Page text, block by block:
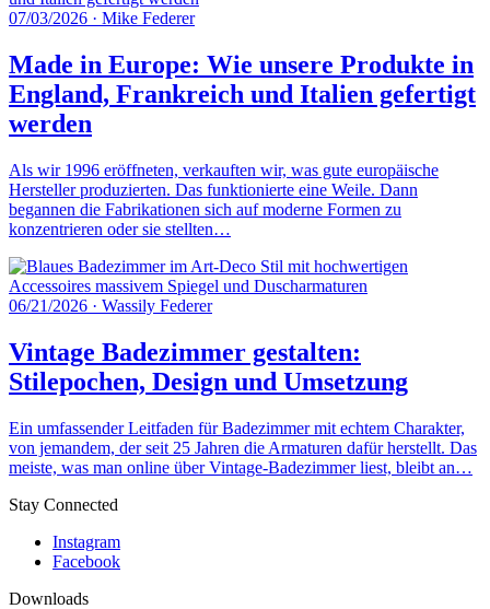
07/03/2026 · Mike Federer
Made in Europe: Wie unsere Produkte in
England, Frankreich und Italien gefertigt
werden
Als wir 1996 eröffneten, verkauften wir, was gute europäische
Hersteller produzierten. Das funktionierte eine Weile. Dann
begannen die Fabrikationen sich auf moderne Formen zu
konzentrieren oder sie stellten…
06/21/2026 · Wassily Federer
Vintage Badezimmer gestalten:
Stilepochen, Design und Umsetzung
Ein umfassender Leitfaden für Badezimmer mit echtem Charakter,
von jemandem, der seit 25 Jahren die Armaturen dafür herstellt. Das
meiste, was man online über Vintage-Badezimmer liest, bleibt an…
Stay Connected
Instagram
Facebook
Downloads